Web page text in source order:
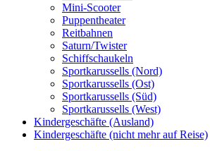
Mini-Scooter
Puppentheater
Reitbahnen
Saturn/Twister
Schiffschaukeln
Sportkarussells (Nord)
Sportkarussells (Ost)
Sportkarussells (Süd)
Sportkarussells (West)
Kindergeschäfte (Ausland)
Kindergeschäfte (nicht mehr auf Reise)